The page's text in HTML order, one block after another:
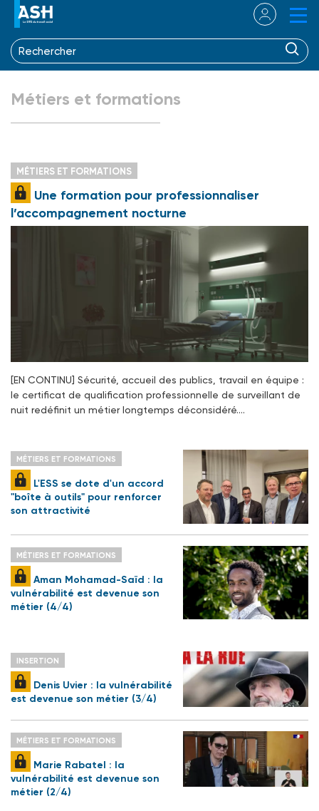
Métiers et formations
MÉTIERS ET FORMATIONS
Une formation pour professionnaliser
l’accompagnement nocturne
[EN CONTINU] Sécurité, accueil des publics, travail en équipe :
le certificat de qualification professionnelle de surveillant de
nuit redéfinit un métier longtemps déconsidéré.…
MÉTIERS ET FORMATIONS
L'ESS se dote d'un accord
"boîte à outils" pour renforcer
son attractivité
MÉTIERS ET FORMATIONS
Aman Mohamad-Saïd : la
vulnérabilité est devenue son
métier (4/4)
INSERTION
Denis Uvier : la vulnérabilité
est devenue son métier (3/4)
MÉTIERS ET FORMATIONS
Marie Rabatel : la
vulnérabilité est devenue son
métier (2/4)